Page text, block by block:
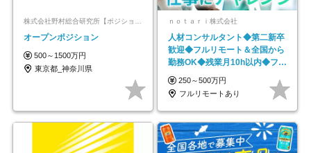
オープンポジション
500～1500万円
東京都_神奈川県
ｎｏｔａｒｉ株式会社
人材コンサルタント◆第二新卒
歓迎◆フルリモート＆全国から
勤務OK◆残業月10h以内◆フレ
ックス制
250～500万円
フルリモートあり